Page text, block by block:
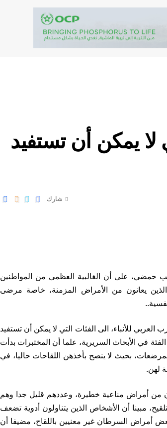
يمكن أن تستفيد
شارك
حمضي، على أن الغالبية العظمى من المواطنين
يعانون من الأمراض المزمنة، خاصة مرضى
للأنباء، الى الفئات التي لا يمكن أن تستفيد
عدم إدراج هذه الفئة في الأبحاث السريرية، علما أن المختبرات بدأت
بحيث لا ينصح بأخذهن اللقاحات حاليا، في
لهن.
من أمراض مناعية خطيرة، وعددهم قليل جدا وهم
مبينا أن الأشخاص الذين يتناولون أدوية تضعف
أمراض السرطان غير معنيين باللقاح، مضيفا أن